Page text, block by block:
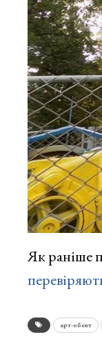
Як раніше
арт-обєкт